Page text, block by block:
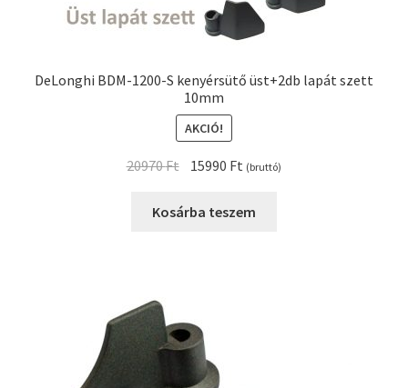
DeLonghi BDM-1200-S kenyérsütő üst+2db lapát szett
10mm
AKCIÓ!
20970Ft Original
was:
15990 Ft Current
is:
(bruttó)
Kosárba teszem